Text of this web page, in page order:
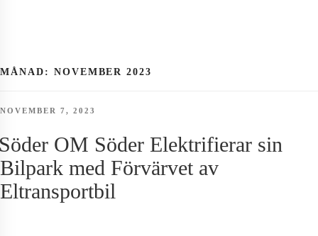
MÅNAD: NOVEMBER 2023
POSTED
NOVEMBER 7, 2023
OM Söder Elektrifierar sin
Bilpark med Förvärvet av
Eltransportbil